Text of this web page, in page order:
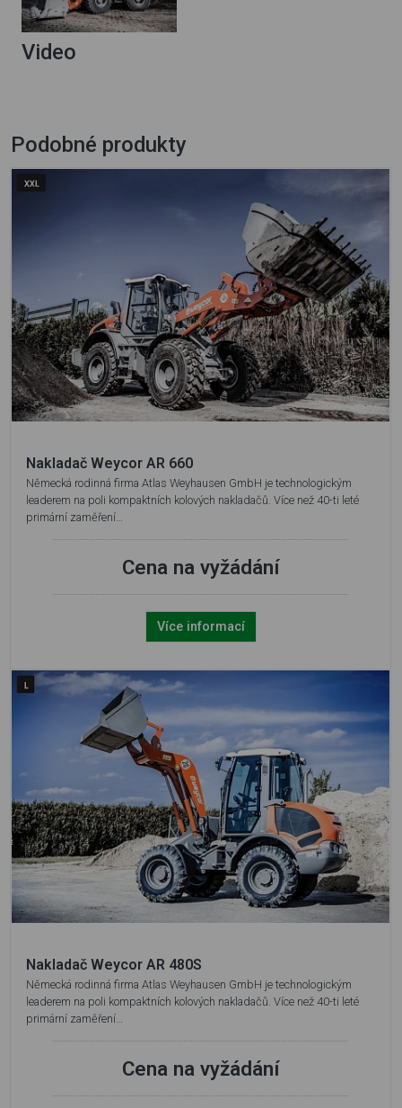
Video
Podobné produkty
Nakladač Weycor AR 660
Německá rodinná firma Atlas Weyhausen GmbH je technologickým
leaderem na poli kompaktních kolových nakladačů. Více než 40-ti leté
primární zaměření…
Cena na vyžádání
Více informací
Nakladač Weycor AR 480S
Německá rodinná firma Atlas Weyhausen GmbH je technologickým
leaderem na poli kompaktních kolových nakladačů. Více než 40-ti leté
primární zaměření…
Cena na vyžádání